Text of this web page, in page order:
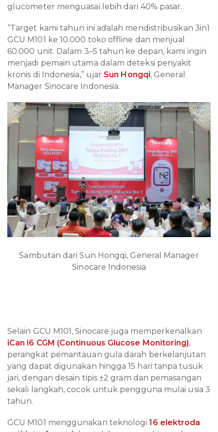
glucometer menguasai lebih dari 40% pasar.
“Target kami tahun ini adalah mendistribusikan 3in1
GCU M101 ke 10.000 toko offline dan menjual
60.000 unit. Dalam 3–5 tahun ke depan, kami ingin
menjadi pemain utama dalam deteksi penyakit
kronis di Indonesia,” ujar Sun Hongqi, General
Manager Sinocare Indonesia.
Sambutan dari Sun Hongqi, General Manager
Sinocare Indonesia
Selain GCU M101, Sinocare juga memperkenalkan
iCan i6 CGM (Continuous Glucose Monitoring),
perangkat pemantauan gula darah berkelanjutan
yang dapat digunakan hingga 15 hari tanpa tusuk
jari, dengan desain tipis ±2 gram dan pemasangan
sekali langkah, cocok untuk pengguna mulai usia 3
tahun.
GCU M101 menggunakan teknologi16 elektroda